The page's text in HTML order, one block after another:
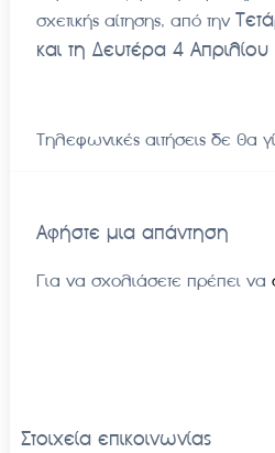
σχετικής αίτησης, από την
και τη Δευτέρα 4
Τηλεφωνικές αιτήσεις δε θα
Αφήστε μια απάντηση
Για να σχολιάσετε πρέπει να
Στοιχεία επικοινωνίας